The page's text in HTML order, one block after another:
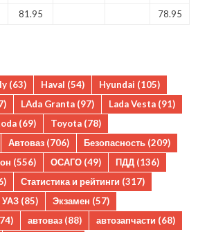
81.95 78.95
(63) Haval (54) Hyundai (105)
LAda Granta (97) Lada Vesta (91)
(69) Toyota (78)
Автоваз (706) Безопасность (209)
(556) ОСАГО (49) ПДД (136)
Статистика и рейтинги (317)
УАЗ (85) Экзамен (57)
автоваз (88) автозапчасти (68)